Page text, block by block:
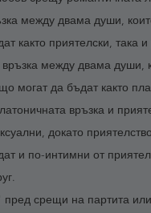
между двама души,
както приятелски, така
връзка между двама души,
могат да бъдат както
връзка и
докато
и по-интимни от
срещи на партита